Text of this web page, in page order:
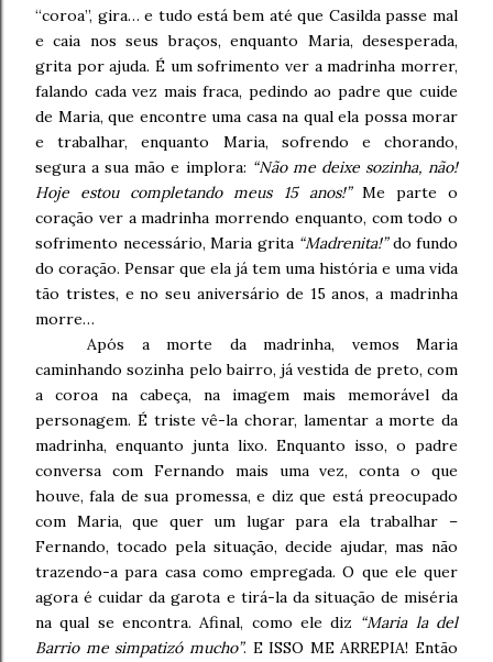
“coroa”, gira… e tudo está bem até que Casilda passe mal
e caia nos seus braços, enquanto Maria, desesperada,
grita por ajuda. É um sofrimento ver a madrinha morrer,
falando cada vez mais fraca, pedindo ao padre que cuide
de Maria, que encontre uma casa na qual ela possa morar
e trabalhar, enquanto Maria, sofrendo e chorando,
segura a sua mão e implora: “Não me deixe sozinha, não!
Hoje estou completando meus 15 anos!”Me parte o
coração ver a madrinha morrendo enquanto, com todo o
sofrimento necessário, Maria grita “Madrenita!”do fundo
do coração. Pensar que ela já tem uma história e uma vida
tão tristes, e no seu aniversário de 15 anos, a madrinha
morre…
Após a morte da madrinha, vemos Maria
caminhando sozinha pelo bairro, já vestida de preto, com
a coroa na cabeça, na imagem mais memorável da
personagem. É triste vê-la chorar, lamentar a morte da
madrinha, enquanto junta lixo. Enquanto isso, o padre
conversa com Fernando mais uma vez, conta o que
houve, fala de sua promessa, e diz que está preocupado
com Maria, que quer um lugar para ela trabalhar –
Fernando, tocado pela situação, decide ajudar, mas não
trazendo-a para casa como empregada. O que ele quer
agora é cuidar da garota e tirá-la da situação de miséria
na qual se encontra. Afinal, como ele diz “Maria la del
Barrio me simpatizó mucho”. E ISSO ME ARREPIA! Então